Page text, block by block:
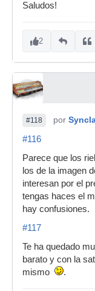
Saludos!
2
#118 por
#116
Parece que los
los de la imagen
interesan por el
tengas haces el
hay confusiones.
#117
Te ha quedado
barato y con la
mismo
.